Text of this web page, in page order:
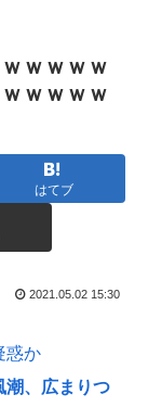
ｗｗｗｗ
ｗｗｗｗ
はてブ
2021.05.02 15:30
惑か
潮、広まりつ